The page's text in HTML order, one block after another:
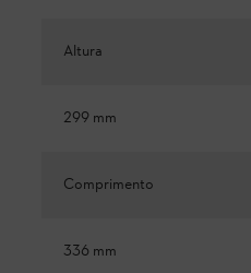
Altura
299 mm
Comprimento
336 mm